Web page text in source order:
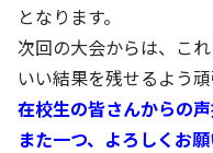
となります。
次回の大会からは、こ
いい結果を残せるよう頑
在校生の皆さんからの
また一つ、よろしくお